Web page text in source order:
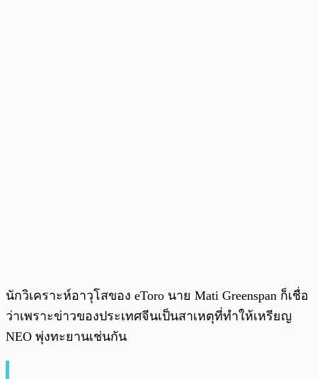
นักวิเคราะห์อาวุโสของ eToro นาย Mati Greenspan ก็เชื่อ
ว่าเพราะข่าวของประเทศจีนเป็นสาเหตุที่ทำให้เหรียญ
NEO พุ่งทะยานเช่นกัน